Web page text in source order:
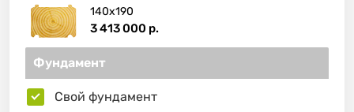
140х190
3 413 000 р.
Фундамент
Свой фундамент